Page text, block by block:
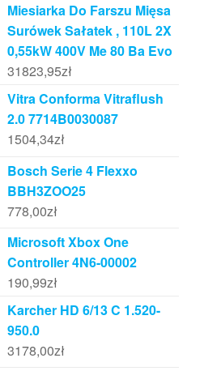
Miesiarka Do Farszu Mięsa
Surówek Sałatek , 110L 2X
0,55kW 400V Me 80 Ba Evo
31823,95zł
Vitra Conforma Vitraflush
2.0 7714B0030087
1504,34zł
Bosch Serie 4 Flexxo
BBH3ZOO25
778,00zł
Microsoft Xbox One
Controller 4N6-00002
190,99zł
Karcher HD 6/13 C 1.520-
950.0
3178,00zł